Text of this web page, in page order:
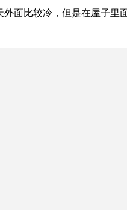
面比较冷，但是在屋子里